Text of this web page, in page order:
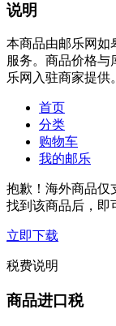
说明
本商品由邮乐网如
服务。商品价格与
乐网入驻商家提供。
首页
分类
购物车
我的邮乐
抱歉！海外商品仅
找到该商品后，即
立即下载
税费说明
商品进口税